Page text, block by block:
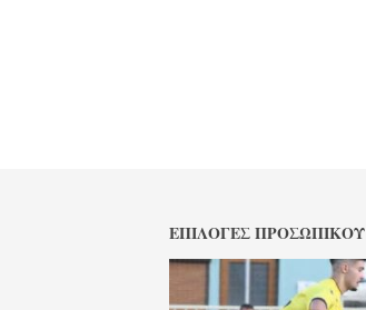
ΕΠΙΛΟΓΈΣ ΠΡΟΣΩΠΙΚΟΎ